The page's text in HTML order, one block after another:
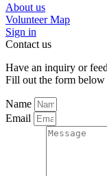
About us
Volunteer Map
Sign in
Contact us
Have an inquiry or
Fill out the form below
Name
Email